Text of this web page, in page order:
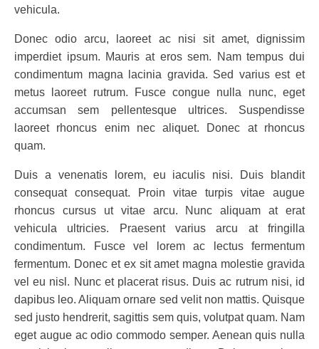
vehicula.
Donec odio arcu, laoreet ac nisi sit amet, dignissim
imperdiet ipsum. Mauris at eros sem. Nam tempus dui
condimentum magna lacinia gravida. Sed varius est et
metus laoreet rutrum. Fusce congue nulla nunc, eget
accumsan sem pellentesque ultrices. Suspendisse
laoreet rhoncus enim nec aliquet. Donec at rhoncus
quam.
Duis a venenatis lorem, eu iaculis nisi. Duis blandit
consequat consequat. Proin vitae turpis vitae augue
rhoncus cursus ut vitae arcu. Nunc aliquam at erat
vehicula ultricies. Praesent varius arcu at fringilla
condimentum. Fusce vel lorem ac lectus fermentum
fermentum. Donec et ex sit amet magna molestie gravida
vel eu nisl. Nunc et placerat risus. Duis ac rutrum nisi, id
dapibus leo. Aliquam ornare sed velit non mattis. Quisque
sed justo hendrerit, sagittis sem quis, volutpat quam. Nam
eget augue ac odio commodo semper. Aenean quis nulla